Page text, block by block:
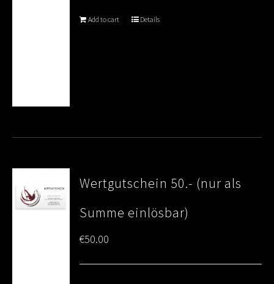
Add to cart Details
Wertgutschein 50.- (nur als
Summe einlösbar)
€50.00